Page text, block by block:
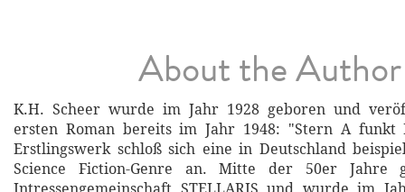
About the Author
K.H. Scheer wurde im Jahr 1928 geboren und
ersten Roman bereits im Jahr 1948: "Stern A funkt
Erstlingswerk schloß sich eine in Deutschland
Science Fiction-Genre an. Mitte der 50er Jahre